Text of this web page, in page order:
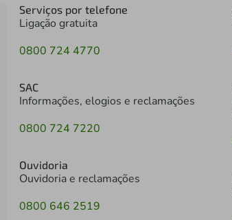
Serviços por telefone
Ligação gratuita
0800 724 4770
SAC
Informações, elogios e reclamações
0800 724 7220
Ouvidoria
Ouvidoria e reclamações
0800 646 2519